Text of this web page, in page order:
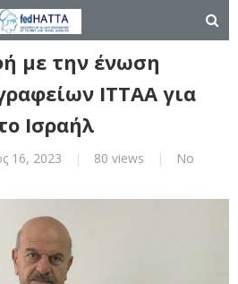
με την ένωση
ΙΤΤΑA για
Ισραήλ
16, 2023 | 80 views |
No